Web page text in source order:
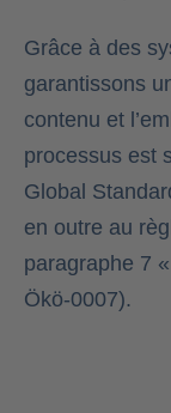
Grâce à des
garantissons
contenu et
processus est
Global
en outre au
paragraphe 7
Ökö-0007).